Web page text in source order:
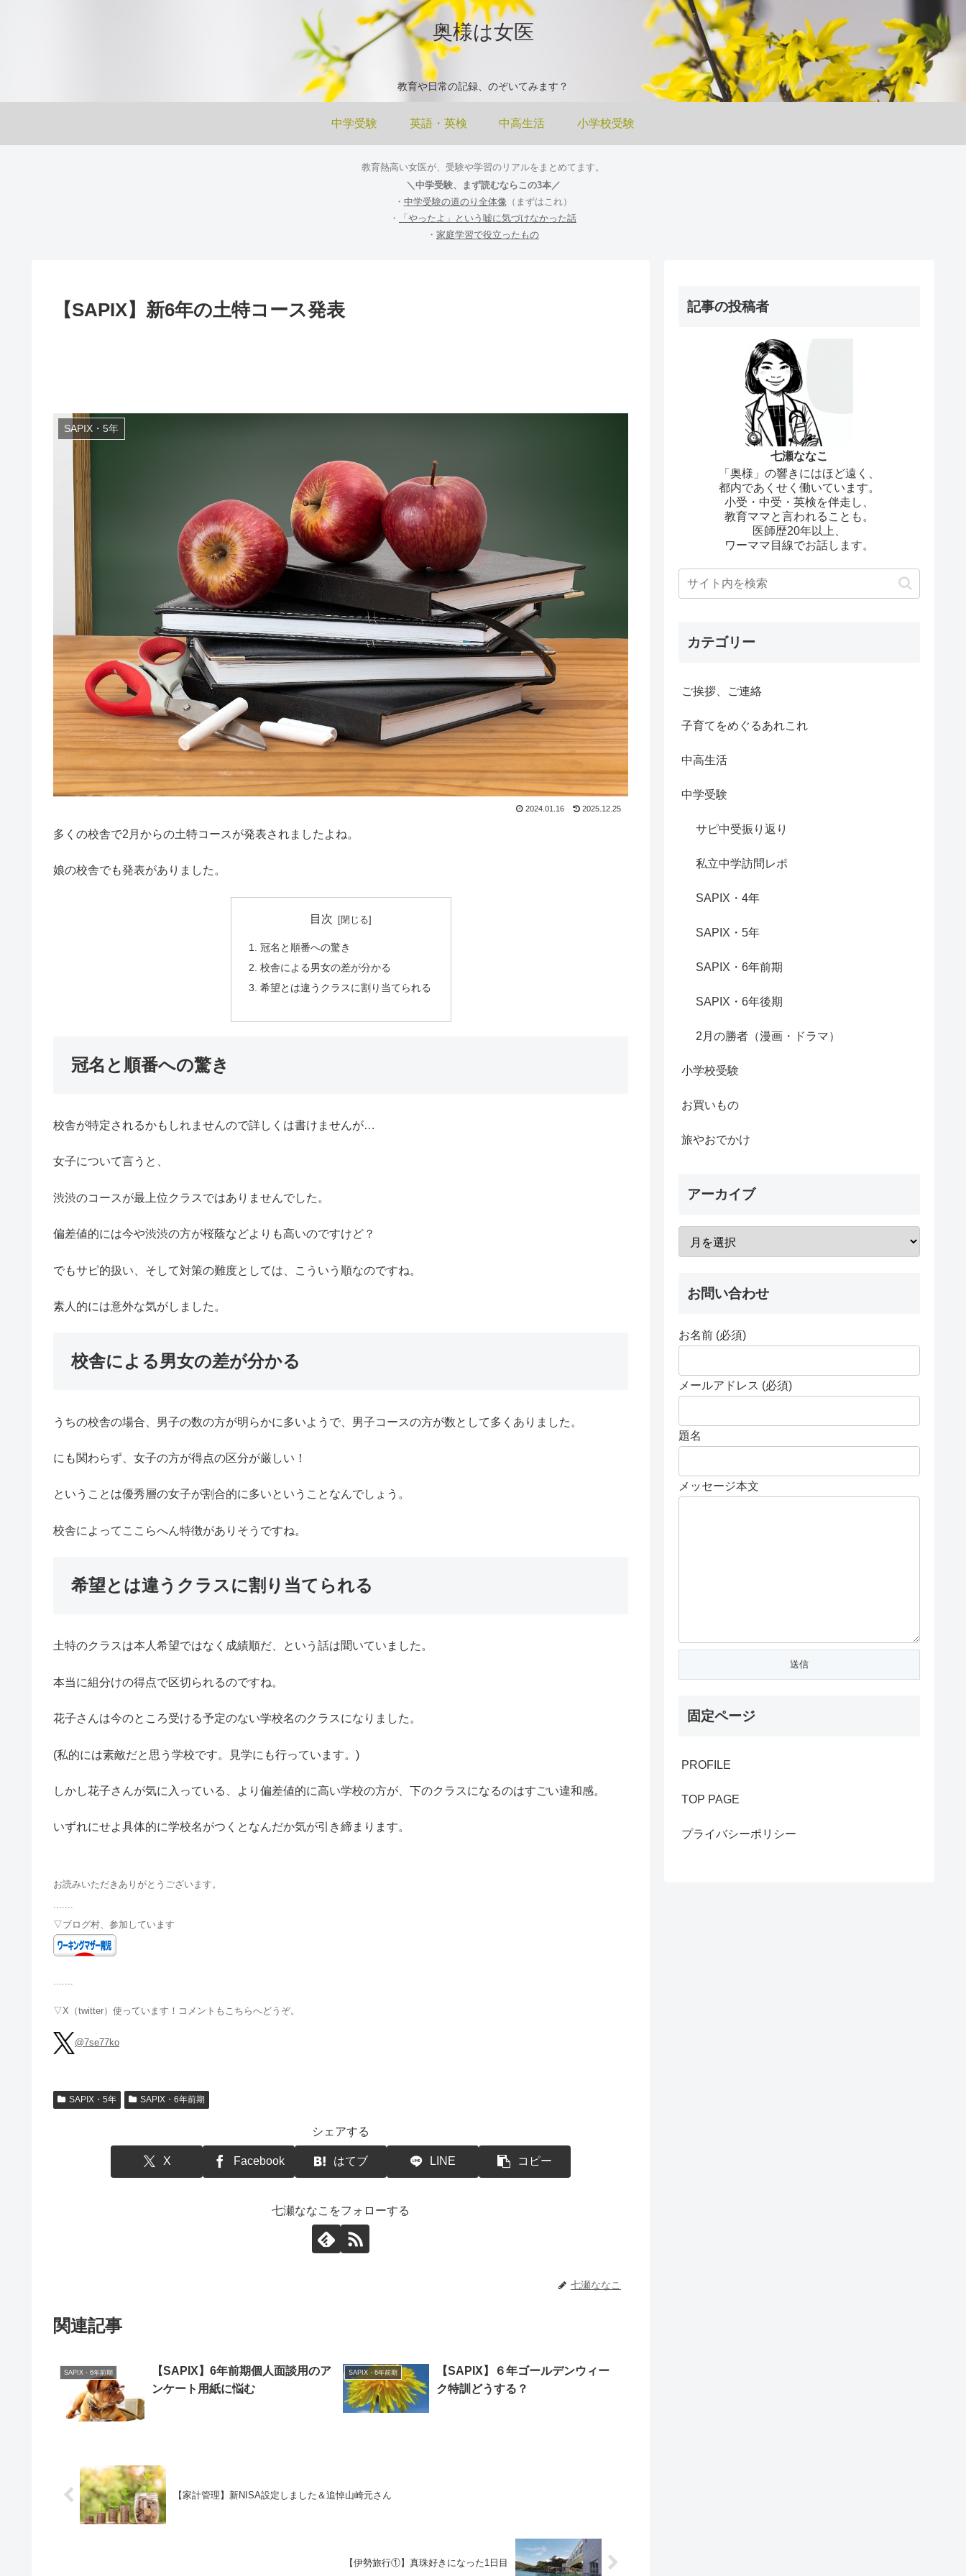
奥様は女医
教育や日常の記録、のぞいてみます？
中学受験 英語・英検 中高生活 小学校受験
教育熱高い女医が、受験や学習のリアルをまとめてます。
＼中学受験、まず読むならこの3本／
・ 中学受験の道のり全体像 （まずはこれ）
・
「やったよ」という嘘に気づけなかった話
・ 家庭学習で役立ったもの
【SAPIX】新6年の土特コース発表
SAPIX・5年
2024.01.16 2025.12.25
多くの校舎で2月からの土特コースが発表されましたよね。
娘の校舎でも発表がありました。
目次
冠名と順番への驚き
校舎による男女の差が分かる
希望とは違うクラスに割り当てられる
冠名と順番への驚き
校舎が特定されるかもしれませんので詳しくは書けませんが…
女子について言うと、
渋渋のコースが最上位クラスではありませんでした。
偏差値的には今や渋渋の方が桜蔭などよりも高いのですけど？
でもサピ的扱い、そして対策の難度としては、こういう順なのですね。
素人的には意外な気がしました。
校舎による男女の差が分かる
うちの校舎の場合、男子の数の方が明らかに多いようで、男子コースの方が数として多くありました。
にも関わらず、女子の方が得点の区分が厳しい！
ということは優秀層の女子が割合的に多いということなんでしょう。
校舎によってここらへん特徴がありそうですね。
希望とは違うクラスに割り当てられる
土特のクラスは本人希望ではなく成績順だ、という話は聞いていました。
本当に組分けの得点で区切られるのですね。
花子さんは今のところ受ける予定のない学校名のクラスになりました。
(私的には素敵だと思う学校です。見学にも行っています。)
しかし花子さんが気に入っている、より偏差値的に高い学校の方が、下のクラスになるのはすごい違和感。
いずれにせよ具体的に学校名がつくとなんだか気が引き締まります。
お読みいただきありがとうございます。
▽ブログ村、参加しています
▽X（twitter）使っています！コメントもこちらへどうぞ。
@7se77ko
SAPIX・5年 SAPIX・6年前期
シェアする
X Facebook はてブ LINE コピー
七瀬ななこをフォローする
七瀬ななこ
関連記事
SAPIX・6年前期
【SAPIX】6年前期個人面談用のア
ンケート用紙に悩む
SAPIX・6年前期
【SAPIX】６年ゴールデンウィー
ク特訓どうする？
【家計管理】新NISA設定しました＆追悼山崎元さん
【伊勢旅行①】真珠好きになった1日目
記事の投稿者
七瀬ななこ
「奥様」の響きにはほど遠く、
都内であくせく働いています。
小受・中受・英検を伴走し、
教育ママと言われることも。
医師歴20年以上、
ワーママ目線でお話します。
カテゴリー
ご挨拶、ご連絡
子育てをめぐるあれこれ
中高生活
中学受験
サピ中受振り返り
私立中学訪問レポ
SAPIX・4年
SAPIX・5年
SAPIX・6年前期
SAPIX・6年後期
2月の勝者（漫画・ドラマ）
小学校受験
お買いもの
旅やおでかけ
アーカイブ
お問い合わせ
お名前 (必須)
メールアドレス (必須)
題名
メッセージ本文
固定ページ
PROFILE
TOP PAGE
プライバシーポリシー